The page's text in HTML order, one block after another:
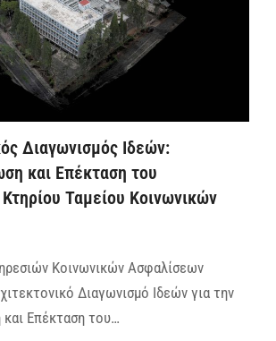
Διαγωνισμός Ιδεών:
και Επέκταση του
Ταμείου Κοινωνικών
Κοινωνικών Ασφαλίσεων
Διαγωνισμό Ιδεών για την
Επέκταση του…